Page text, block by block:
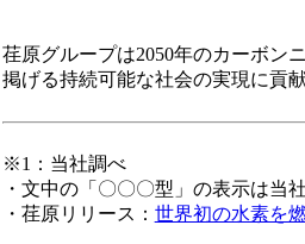
荏原グループは2050年のカーボン
掲げる持続可能な社会の実現に貢
※1：当社調べ
・文中の「〇〇〇型」の表示は当
・荏原リリース： 世界初の水素を